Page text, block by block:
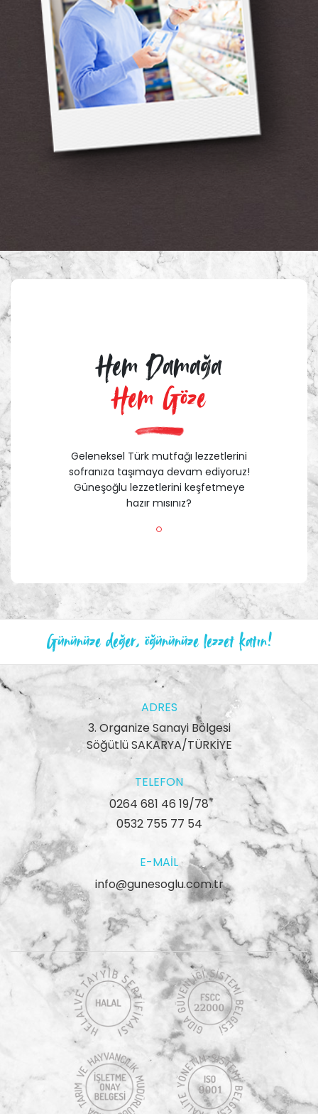
Hem Damağa
Hem Göze
Geleneksel Türk mutfağı lezzetlerini
sofranıza taşımaya devam ediyoruz!
Güneşoğlu lezzetlerini keşfetmeye
hazır mısınız?
Gününüze değer, öğününüze lezzet katın!
ADRES
3. Organize Sanayi Bölgesi
Söğütlü SAKARYA/TÜRKİYE
TELEFON
0264 681 46 19/78
0532 755 77 54
E-MAIL
info@gunesoglu.com.tr